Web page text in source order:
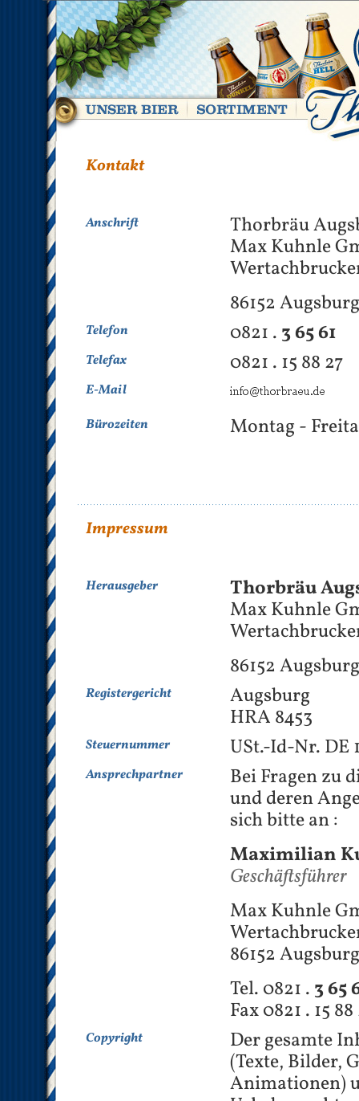
Kontakt
Anschrift
Thorbräu
Max Kuhnle
86152 Augsburg
Telefon 0821 . 3 65 61
Telefax 0821 . 15 88 27
E-Mail
Bürozeiten
Montag -
Impressum
Herausgeber
Thorbräu
Max Kuhnle
86152 Augsburg
Registergericht
Augsburg
HRA 8453
Steuernummer USt.-Id-Nr. DE
Ansprechpartner
Bei Fragen zu
und deren
sich bitte an :
Maximilian
Geschäftsführer
Max Kuhnle
86152 Augsburg
Tel. 0821 . 3 65
Fax 0821 . 15 88
Copyright
Der gesamte
(Texte, Bilder,
Animationen)